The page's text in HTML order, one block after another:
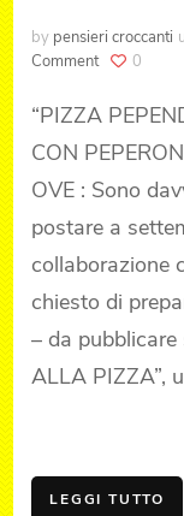
by pensieri croccanti
Commenton
OVE
0
“PIZZA
CON
OVE : Sono
postare a
collaborazione
chiesto di
– da
ALLA PIZZA”,
LEGGI TUTTO